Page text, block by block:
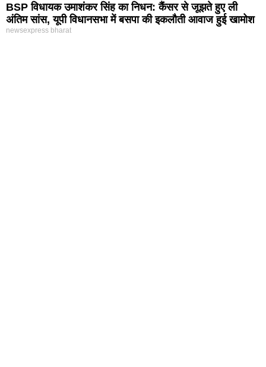
BSP विधायक उमाशंकर सिंह का निधन: कैंसर से जूझते हुए ली
अंतिम सांस, यूपी विधानसभा में बसपा की इकलौती आवाज हुई खामोश
newsexpress bharat